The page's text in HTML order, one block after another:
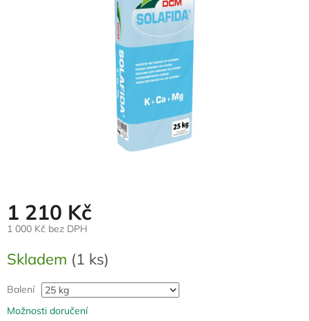
hvězdiček.
1 210 Kč
1 000 Kč bez DPH
cena:
Skladem (1 ks)
Balení
Možnosti doručení